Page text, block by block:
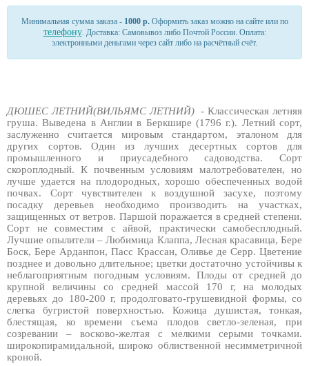
Минимальная сумма заказа - 1000 р.Оформить заказ можно на сайте или по
телефону. Доставка: Самовывоз либо Почтой России. Оплата:
электронными деньгами через сайт либо на расчётный счёт.
ДЮШЕС ЛЕТНИЙ(ВИЛЬЯМС ЛЕТНИЙ) -Классическая летняя
груша. Выведена в Англии в Беркшире (1796 г.). Летний сорт,
заслуженно считается мировым стандартом, эталоном для
других сортов. Один из лучших десертных сортов для
промышленного и приусадебного садоводства. Сорт
скороплодный. К почвенным условиям малотребователен, но
лучше удается на плодородных, хорошо обеспеченных водой
почвах. Сорт чувствителен к воздушной засухе, поэтому
посадку деревьев необходимо производить на участках,
защищенных от ветров. Паршой поражается в средней степени.
Сорт не совместим с айвой, практически самобесплодный.
Лучшие опылители – Любимица Клаппа, Лесная красавица, Бере
Боск, Бере Арданпон, Пасс Крассан, Оливье де Серр. Цветение
позднее и довольно длительное; цветки достаточно устойчивы к
неблагоприятным погодным условиям. Плоды от средней до
крупной величины со средней массой 170 г, на молодых
деревьях до 180-200 г, продолговато-грушевидной формы, со
слегка бугристой поверхностью. Кожица душистая, тонкая,
блестящая, ко времени съема плодов светло-зеленая, при
созревании – восково-желтая с мелкими серыми точками.
широкопирамидальной, широко облиственной несимметричной
кроной.